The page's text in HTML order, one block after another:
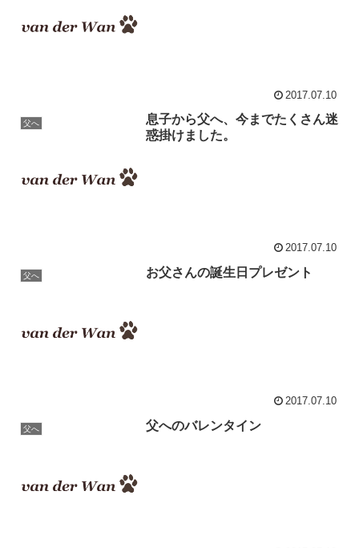
2017.07.10
父へ
息子から父へ、今までたくさん迷
惑掛けました。
2017.07.10
父へ お父さんの誕生日プレゼント
2017.07.10
父へ 父へのバレンタイン